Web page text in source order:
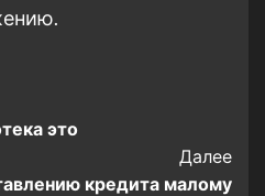
это
Далее
кредита малому